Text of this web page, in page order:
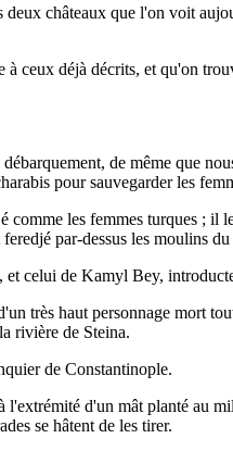
châteaux que l'on voit
ceux déjà décrits, et qu'on
de même que
pour sauvegarder les
les femmes turques ; il
par-dessus les moulins
celui de Kamyl Bey,
très haut personnage mort
rivière de Steina.
de Constantinople.
d'un mât planté au
se hâtent de les tirer.